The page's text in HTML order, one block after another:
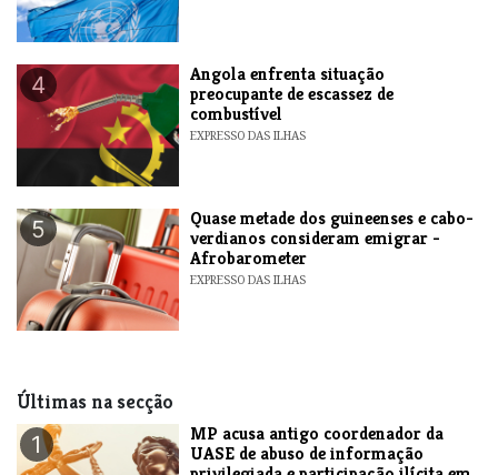
4
Angola enfrenta situação
preocupante de escassez de
combustível
EXPRESSO DAS ILHAS
5
Quase metade dos guineenses e cabo-
verdianos consideram emigrar -
Afrobarometer
EXPRESSO DAS ILHAS
Últimas na secção
1
MP acusa antigo coordenador da
UASE de abuso de informação